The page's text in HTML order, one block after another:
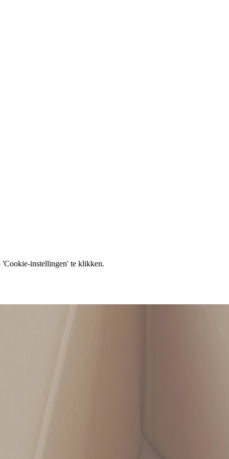
'Cookie-instellingen' te klikken.